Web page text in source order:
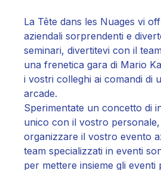
La Tête dans les Nuages vi
aziendali sorprendenti e
seminari, divertitevi con il
una frenetica gara di Mario
i vostri colleghi ai comandi di
arcade.
Sperimentate un concetto di
unico con il vostro
organizzare il vostro evento
team specializzati in eventi
per mettere insieme gli eventi